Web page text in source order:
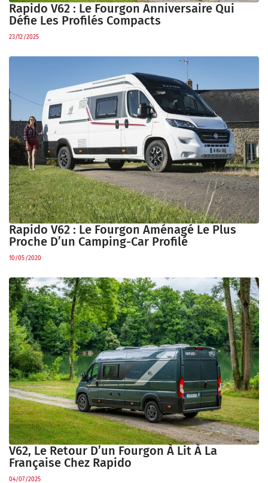
Rapido V62 : Le Fourgon Anniversaire Qui
Défie Les Profilés Compacts
23/12/2025
Rapido V62 : Le Fourgon Aménagé Le Plus
Proche D’un Camping-Car Profilé
10/05/2020
V62, Le Retour D’un Fourgon À Lit À La
Française Chez Rapido
04/07/2025